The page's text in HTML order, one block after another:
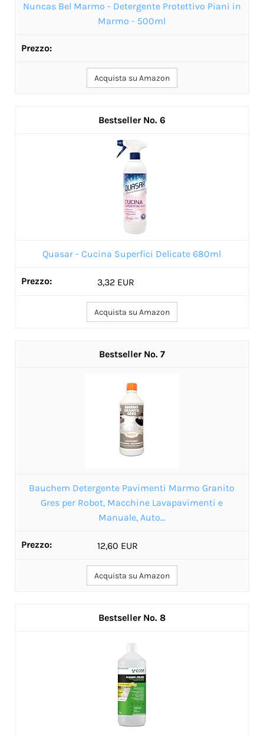
Nuncas Bel Marmo - Detergente Protettivo Piani in
Marmo - 500ml
Acquista su Amazon
6
Quasar - Cucina Superfici Delicate 680ml
3,32 EUR
Acquista su Amazon
7
Bauchem Detergente Pavimenti Marmo Granito
Gres per Robot, Macchine Lavapavimenti e
Manuale, Auto...
12,60 EUR
Acquista su Amazon
8